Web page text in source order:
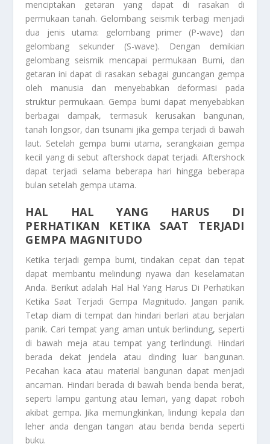
menciptakan getaran yang dapat di rasakan di
permukaan tanah. Gelombang seismik terbagi menjadi
dua jenis utama: gelombang primer (P-wave) dan
gelombang sekunder (S-wave). Dengan demikian
gelombang seismik mencapai permukaan Bumi, dan
getaran ini dapat di rasakan sebagai guncangan gempa
oleh manusia dan menyebabkan deformasi pada
struktur permukaan. Gempa bumi dapat menyebabkan
berbagai dampak, termasuk kerusakan bangunan,
tanah longsor, dan tsunami jika gempa terjadi di bawah
laut. Setelah gempa bumi utama, serangkaian gempa
kecil yang di sebut aftershock dapat terjadi. Aftershock
dapat terjadi selama beberapa hari hingga beberapa
bulan setelah gempa utama.
HAL HAL YANG HARUS DI
PERHATIKAN KETIKA SAAT TERJADI
GEMPA MAGNITUDO
Ketika terjadi gempa bumi, tindakan cepat dan tepat
dapat membantu melindungi nyawa dan keselamatan
Anda. Berikut adalah Hal Hal Yang Harus Di Perhatikan
Ketika Saat Terjadi Gempa Magnitudo. Jangan panik.
Tetap diam di tempat dan hindari berlari atau berjalan
panik. Cari tempat yang aman untuk berlindung, seperti
di bawah meja atau tempat yang terlindungi. Hindari
berada dekat jendela atau dinding luar bangunan.
Pecahan kaca atau material bangunan dapat menjadi
ancaman. Hindari berada di bawah benda benda berat,
seperti lampu gantung atau lemari, yang dapat roboh
akibat gempa. Jika memungkinkan, lindungi kepala dan
leher anda dengan tangan atau benda benda seperti
buku.